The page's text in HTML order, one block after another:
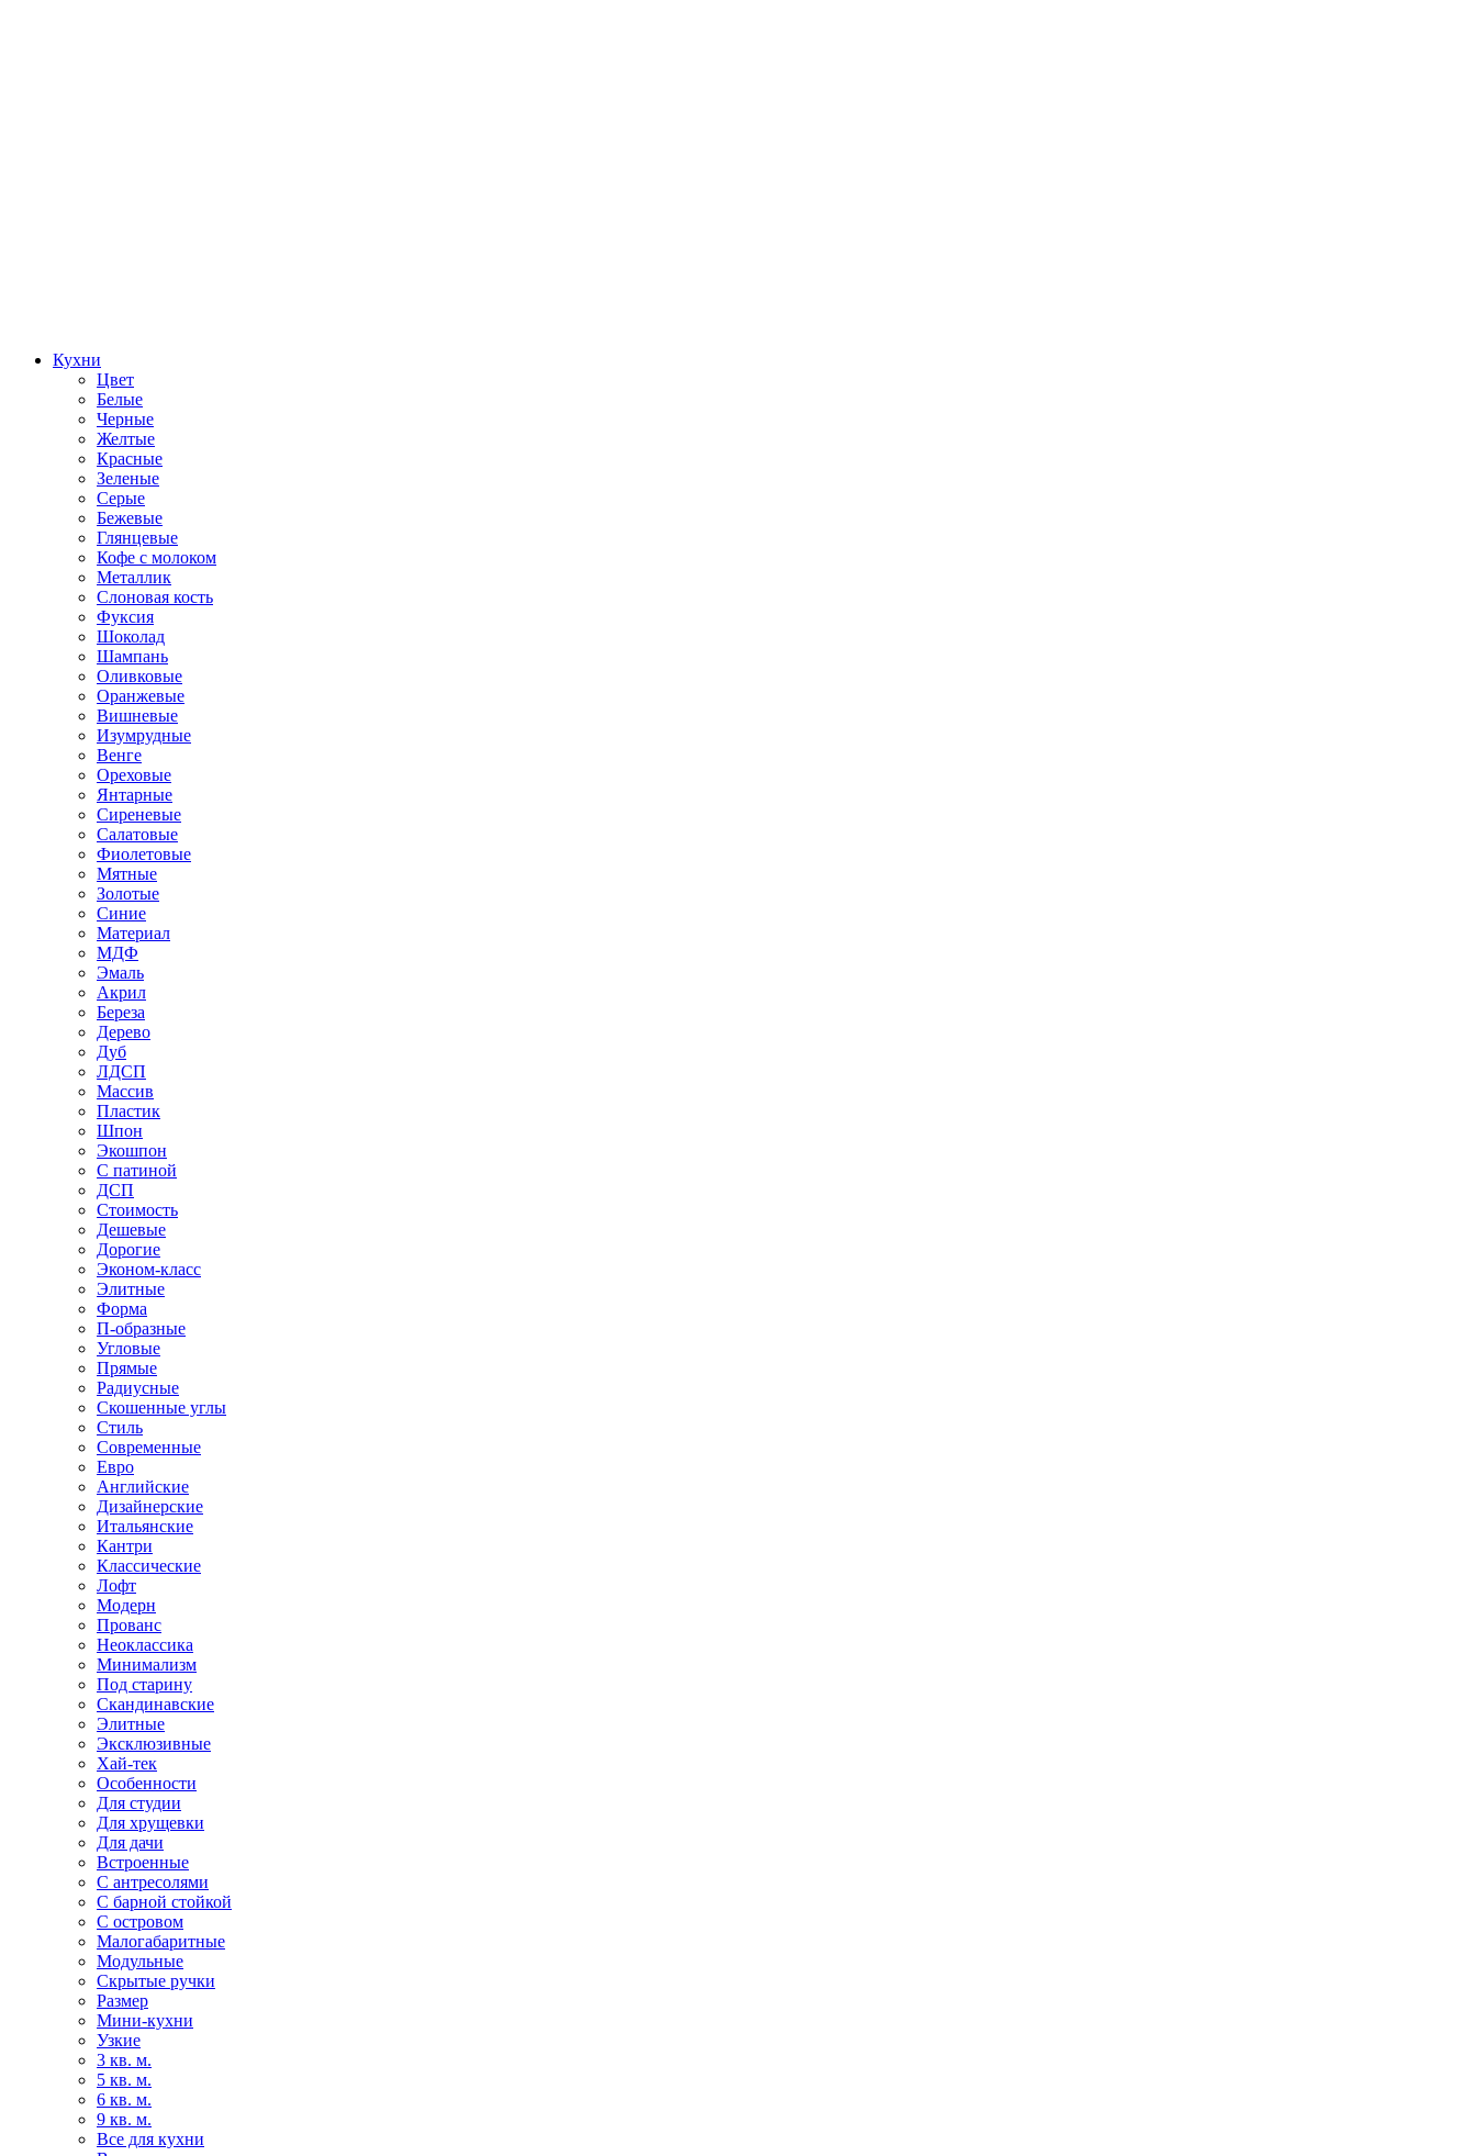
Кухни
Цвет
Белые
Черные
Желтые
Красные
Зеленые
Серые
Бежевые
Глянцевые
Кофе с молоком
Металлик
Слоновая кость
Фуксия
Шоколад
Шампань
Оливковые
Оранжевые
Вишневые
Изумрудные
Венге
Ореховые
Янтарные
Сиреневые
Салатовые
Фиолетовые
Мятные
Золотые
Синие
Материал
МДФ
Эмаль
Акрил
Береза
Дерево
Дуб
ЛДСП
Массив
Пластик
Шпон
Экошпон
С патиной
ДСП
Стоимость
Дешевые
Дорогие
Эконом-класс
Элитные
Форма
П-образные
Угловые
Прямые
Радиусные
Скошенные углы
Стиль
Современные
Евро
Английские
Дизайнерские
Итальянские
Кантри
Классические
Лофт
Модерн
Прованс
Неоклассика
Минимализм
Под старину
Скандинавские
Элитные
Эксклюзивные
Хай-тек
Особенности
Для студии
Для хрущевки
Для дачи
Встроенные
С антресолями
С барной стойкой
С островом
Малогабаритные
Модульные
Скрытые ручки
Размер
Мини-кухни
Узкие
3 кв. м.
5 кв. м.
6 кв. м.
9 кв. м.
Все для кухни